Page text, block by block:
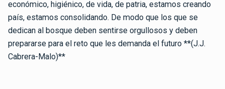
económico, higiénico, de vida, de patria, estamos creando
país, estamos consolidando. De modo que los que se
dedican al bosque deben sentirse orgullosos y deben
prepararse para el reto que les demanda el futuro **(J.J.
Cabrera-Malo)**